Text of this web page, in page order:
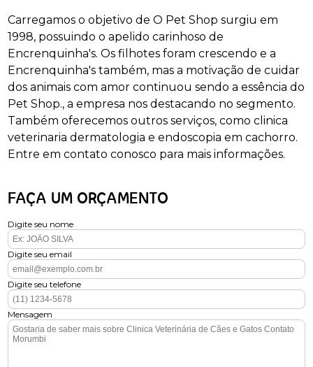
Carregamos o objetivo de O Pet Shop surgiu em
1998, possuindo o apelido carinhoso de
Encrenquinha's. Os filhotes foram crescendo e a
Encrenquinha's também, mas a motivação de cuidar
dos animais com amor continuou sendo a essência do
Pet Shop., a empresa nos destacando no segmento.
Também oferecemos outros serviços, como clinica
veterinaria dermatologia e endoscopia em cachorro.
Entre em contato conosco para mais informações.
FAÇA UM ORÇAMENTO
Digite seu nome
Digite seu email
Digite seu telefone
Mensagem